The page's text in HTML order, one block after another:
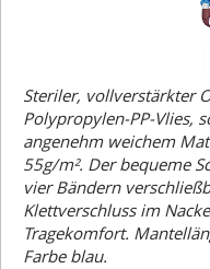
Steriler, vollverstärkter
Polypropylen-PP-Vlies,
angenehm weichem
55g/m². Der bequeme
vier Bändern
Klettverschluss im
Tragekomfort.
Farbe blau.